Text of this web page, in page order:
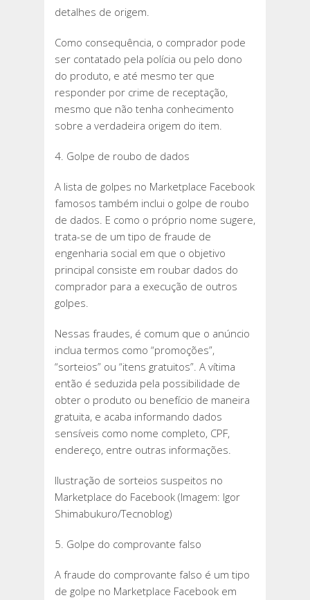
detalhes de origem.
Como consequência, o comprador pode
ser contatado pela polícia ou pelo dono
do produto, e até mesmo ter que
responder por crime de receptação,
mesmo que não tenha conhecimento
sobre a verdadeira origem do item.
4. Golpe de roubo de dados
A lista de golpes no Marketplace Facebook
famosos também inclui o golpe de roubo
de dados. E como o próprio nome sugere,
trata-se de um tipo de fraude de
engenharia social em que o objetivo
principal consiste em roubar dados do
comprador para a execução de outros
golpes.
Nessas fraudes, é comum que o anúncio
inclua termos como “promoções”,
“sorteios” ou “itens gratuitos”. A vítima
então é seduzida pela possibilidade de
obter o produto ou benefício de maneira
gratuita, e acaba informando dados
sensíveis como nome completo, CPF,
endereço, entre outras informações.
Ilustração de sorteios suspeitos no
Marketplace do Facebook (Imagem: Igor
Shimabukuro/Tecnoblog)
5. Golpe do comprovante falso
A fraude do comprovante falso é um tipo
de golpe no Marketplace Facebook em